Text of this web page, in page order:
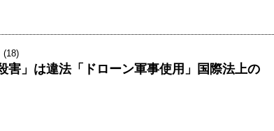
(18)
害」は違法「ドローン軍事使用」国際法上の